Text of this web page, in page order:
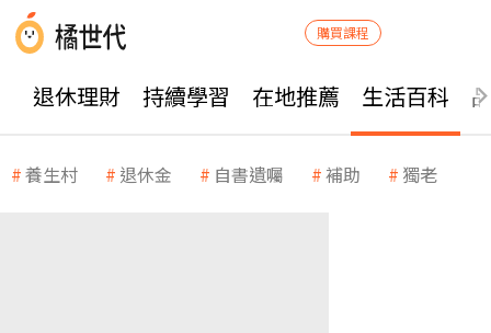
購買課程
退休理財 持續學習 在地推薦 生活百科
養生村 退休金 自書遺囑 補助 獨老